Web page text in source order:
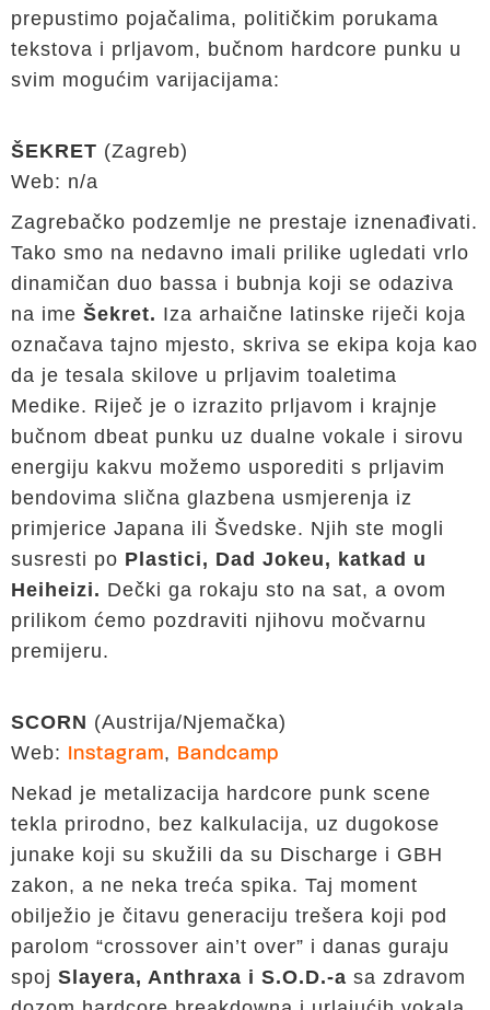
prepustimo pojačalima, političkim porukama
tekstova i prljavom, bučnom hardcore punku u
svim mogućim varijacijama:
ŠEKRET (Zagreb)
Web: n/a
Zagrebačko podzemlje ne prestaje iznenađivati.
Tako smo na nedavno imali prilike ugledati vrlo
dinamičan duo bassa i bubnja koji se odaziva
na ime Šekret. Iza arhaične latinske riječi koja
označava tajno mjesto, skriva se ekipa koja kao
da je tesala skilove u prljavim toaletima
Medike. Riječ je o izrazito prljavom i krajnje
bučnom dbeat punku uz dualne vokale i sirovu
energiju kakvu možemo usporediti s prljavim
bendovima slična glazbena usmjerenja iz
primjerice Japana ili Švedske. Njih ste mogli
susresti po Plastici, Dad Jokeu, katkad u
Heiheizi. Dečki ga rokaju sto na sat, a ovom
prilikom ćemo pozdraviti njihovu močvarnu
premijeru.
SCORN (Austrija/Njemačka)
Web: Instagram, Bandcamp
Nekad je metalizacija hardcore punk scene
tekla prirodno, bez kalkulacija, uz dugokose
junake koji su skužili da su Discharge i GBH
zakon, a ne neka treća spika. Taj moment
obilježio je čitavu generaciju trešera koji pod
parolom “crossover ain’t over” i danas guraju
spoj Slayera, Anthraxa i S.O.D.-a sa zdravom